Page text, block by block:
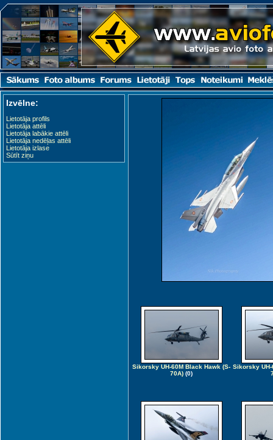
Izvēlne:
Lietotāja profils
Lietotāja attēli
Lietotāja labākie attēli
Lietotāja nedēļas attēli
Lietotāja izlase
Sūtīt ziņu
Sikorsky UH-60M Black Hawk (S-
70A) (0)
Sikorsky UH-